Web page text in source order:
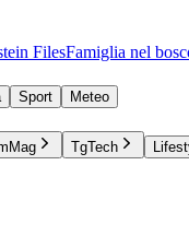
FilesFamiglia nel
Sport
Meteo
TgTech